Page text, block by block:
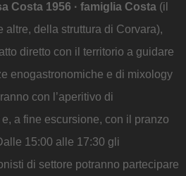
Costa 1956 · famiglia Costa (il
altre, della struttura di Corvara),
diretto con il territorio a guidare
enogastronomiche e di mixology
con l’aperitivo di
a fine escursione, con il pranzo
​​15:00 alle 17:30 gli
di settore potranno partecipare